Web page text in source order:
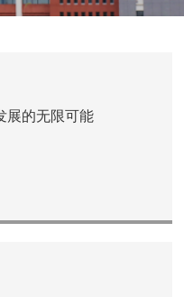
展的无限可能